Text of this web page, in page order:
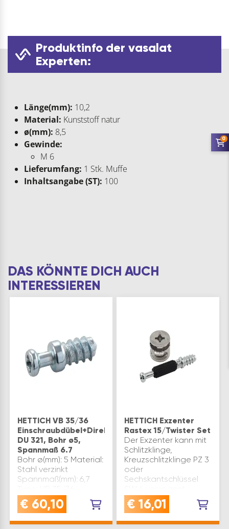
Produktinfo der vasalat
Experten:
Länge(mm): 10,2
Material: Kunststoff natur
ø(mm): 8,5
Gewinde:
M 6
Lieferumfang: 1 Stk. Muffe
Inhaltsangabe (ST): 100
DAS KÖNNTE DICH AUCH
INTERESSIEREN
HETTICH VB 35/36
Einschraubdübel+Direktgewinde
DU 321, Bohr ø5,
Spannmaß 6.7
Bohr ø(mm): 5 Material:
Stahl verzinkt
Spannmaß(mm): 6,7
Werksnummer: 74688
Marke: Hettich
€ 60,10
HETTICH Exzenter
Rastex 15/Twister Set
Der Exzenter kann mit
Schlitzklinge,
Kreuzschlitzklinge PZ 3
oder
Sechskantschlüssel
werdenDer
Abdeckrand verdeckt
€ 16,01
0